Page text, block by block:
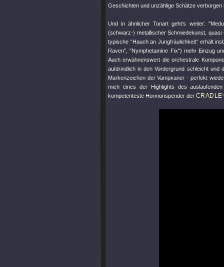
Geschichten und unzählige Schätze
Und in ähnlicher Tonart geht's weiter:
(schwarz-) metallischer Schmiedekunst,
typische “Hauch an Jungfräulichkeit“ erhält
Raven" ,"Nymphetamine Fix") mehr Einzug
Auch erwähnenswert die orchestrale
aufdrindlich in den Vordergrund schleicht und
Markenzeichen der Vampiraner - perfekt
mich eines der Highlights des
kompetenteste Hormonspender der CRADLE